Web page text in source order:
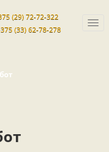
(29) 72-72-322
(33) 62-78-278